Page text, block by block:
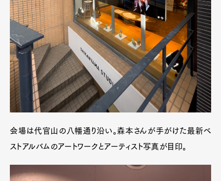
会場は代官山の八幡通り沿い。森本さんが手がけた最新ベ
ストアルバムのアートワークとアーティスト写真が目印。